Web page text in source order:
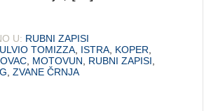
U: RUBNI ZAPISI
TOMIZZA ISTRA KOPER
MOTOVUN RUBNI ZAPISI
,ZVANE ČRNJA